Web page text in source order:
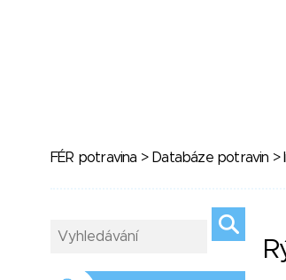
FÉR potravina > Databáze potravin >